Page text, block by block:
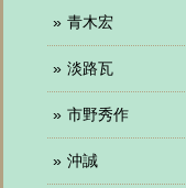
青木宏
淡路瓦
市野秀作
沖誠